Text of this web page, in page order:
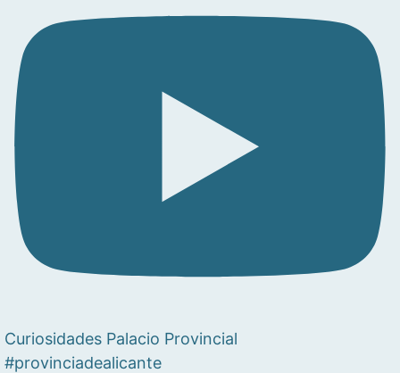
Curiosidades Palacio Provincial
#provinciadealicante